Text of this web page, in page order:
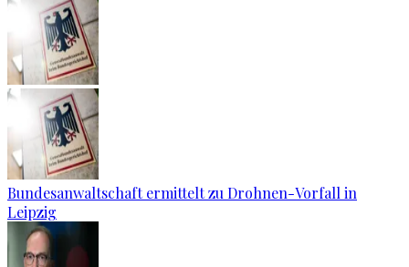
Bundesanwaltschaft ermittelt zu Drohnen-Vorfall in
Leipzig